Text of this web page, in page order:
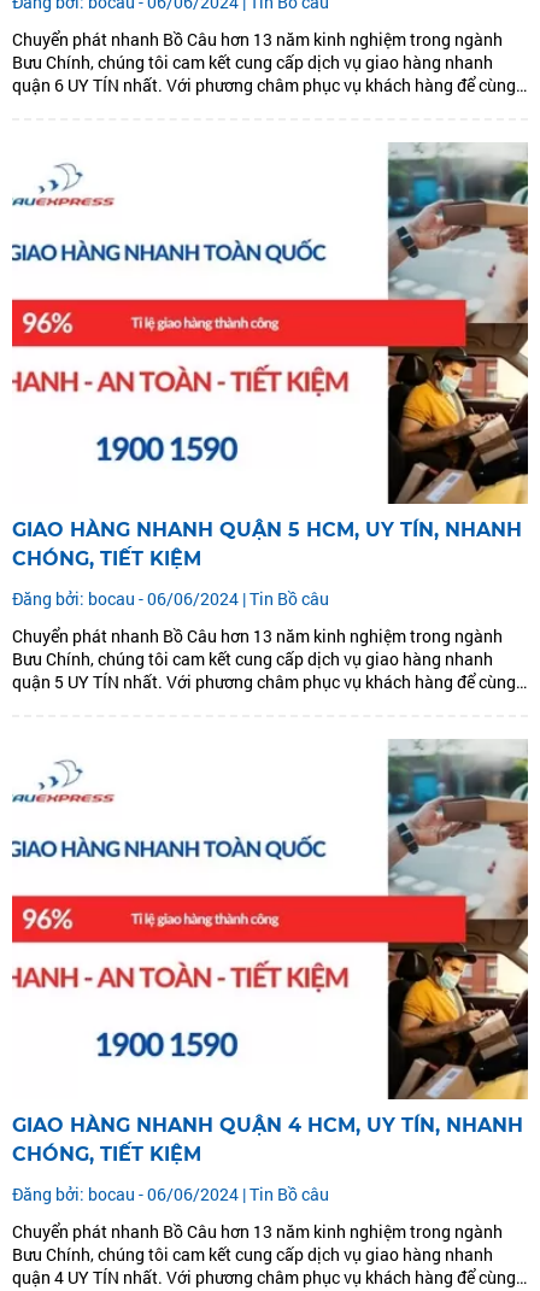
Chuyển phát nhanh Bồ Câu hơn 13 năm kinh nghiệm trong ngành
Bưu Chính, chúng tôi cam kết cung cấp dịch vụ giao hàng nhanh
quận 6 UY TÍN nhất. Với phương châm phục vụ khách hàng để cùng
GIAO HÀNG NHANH QUẬN 5 HCM, UY TÍN, NHANH
CHÓNG, TIẾT KIỆM
Đăng bởi: bocau - 06/06/2024 |Tin Bồ câu
Chuyển phát nhanh Bồ Câu hơn 13 năm kinh nghiệm trong ngành
Bưu Chính, chúng tôi cam kết cung cấp dịch vụ giao hàng nhanh
quận 5 UY TÍN nhất. Với phương châm phục vụ khách hàng để cùng
GIAO HÀNG NHANH QUẬN 4 HCM, UY TÍN, NHANH
CHÓNG, TIẾT KIỆM
Đăng bởi: bocau - 06/06/2024 |Tin Bồ câu
Chuyển phát nhanh Bồ Câu hơn 13 năm kinh nghiệm trong ngành
Bưu Chính, chúng tôi cam kết cung cấp dịch vụ giao hàng nhanh
quận 4 UY TÍN nhất. Với phương châm phục vụ khách hàng để cùng